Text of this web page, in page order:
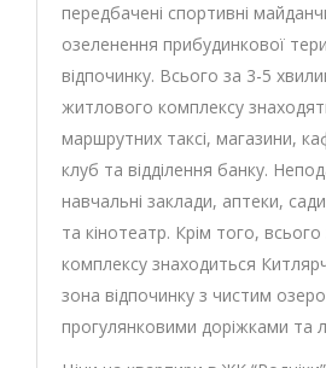
передбачені спортивні
озеленення прибудинкової
відпочинку. Всього за 3-5
житлового комплексу
маршрутних таксі, магазини,
клуб та відділення банку.
навчальні заклади, аптеки,
та кінотеатр. Крім того, всього
комплексу знаходиться
зона відпочинку з чистим
прогулянковими доріжками та